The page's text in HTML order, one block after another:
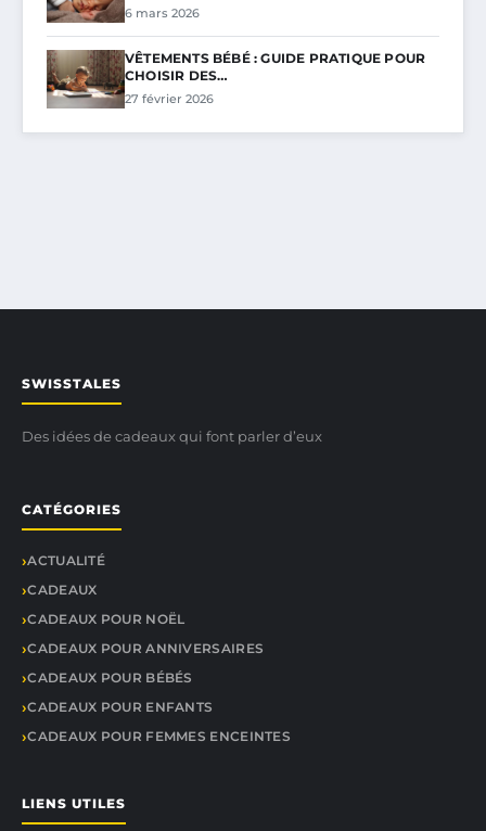
6 mars 2026
VÊTEMENTS BÉBÉ : GUIDE PRATIQUE POUR
CHOISIR DES…
27 février 2026
SWISSTALES
Des idées de cadeaux qui font parler d’eux
CATÉGORIES
ACTUALITÉ
CADEAUX
CADEAUX POUR NOËL
CADEAUX POUR ANNIVERSAIRES
CADEAUX POUR BÉBÉS
CADEAUX POUR ENFANTS
CADEAUX POUR FEMMES ENCEINTES
LIENS UTILES